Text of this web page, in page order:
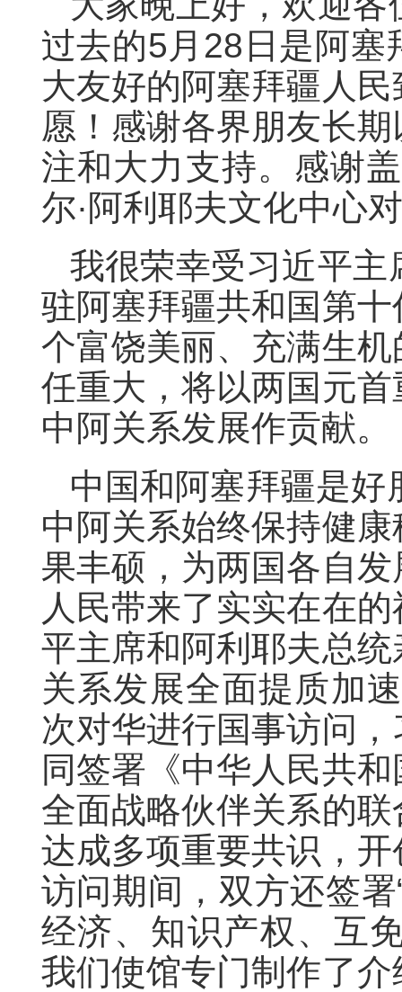
过去的5月28日是阿塞
大友好的阿塞拜疆人
愿！感谢各界朋友长
注和大力支持。感谢
尔·阿利耶夫文化中心
我很荣幸受习近平
驻阿塞拜疆共和国第
个富饶美丽、充满生
任重大，将以两国元
中阿关系发展作贡献。
中国和阿塞拜疆是
中阿关系始终保持健
果丰硕，为两国各自
人民带来了实实在在
平主席和阿利耶夫总
关系发展全面提质加
次对华进行国事访问
同签署《中华人民共
全面战略伙伴关系的
达成多项重要共识，
访问期间，双方还签
经济、知识产权、互
我们使馆专门制作了